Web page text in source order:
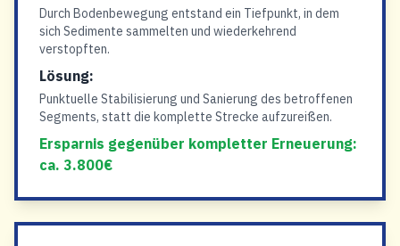
Durch Bodenbewegung entstand ein Tiefpunkt, in dem
sich Sedimente sammelten und wiederkehrend
verstopften.
Lösung:
Punktuelle Stabilisierung und Sanierung des betroffenen
Segments, statt die komplette Strecke aufzureißen.
Ersparnis gegenüber kompletter Erneuerung:
ca. 3.800€